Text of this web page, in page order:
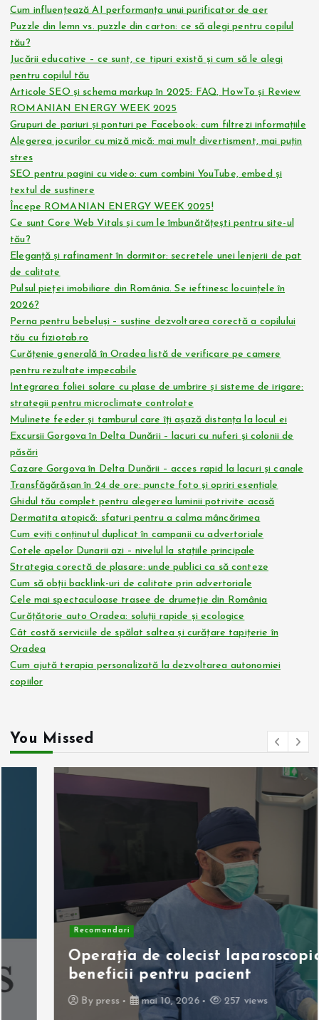
Cum influențează AI performanța unui purificator de aer
Puzzle din lemn vs. puzzle din carton: ce să alegi pentru copilul
tău?
Jucării educative – ce sunt, ce tipuri există și cum să le alegi
pentru copilul tău
Articole SEO și schema markup în 2025: FAQ, HowTo și Review
ROMANIAN ENERGY WEEK 2025
Grupuri de pariuri și ponturi pe Facebook: cum filtrezi informațiile
Alegerea jocurilor cu miză mică: mai mult divertisment, mai puțin
stres
SEO pentru pagini cu video: cum combini YouTube, embed și
textul de susținere
Începe ROMANIAN ENERGY WEEK 2025!
Ce sunt Core Web Vitals și cum le îmbunătățești pentru site-ul
tău?
Eleganță și rafinament în dormitor: secretele unei lenjerii de pat
de calitate
Pulsul pieței imobiliare din România. Se ieftinesc locuințele în
2026?
Perna pentru bebeluși – susține dezvoltarea corectă a copilului
tău cu fiziotab.ro
Curățenie generală în Oradea listă de verificare pe camere
pentru rezultate impecabile
Integrarea foliei solare cu plase de umbrire și sisteme de irigare:
strategii pentru microclimate controlate
Mulinete feeder și tamburul care îți așază distanța la locul ei
Excursii Gorgova în Delta Dunării – lacuri cu nuferi și colonii de
păsări
Cazare Gorgova în Delta Dunării – acces rapid la lacuri și canale
Transfăgărășan în 24 de ore: puncte foto și opriri esențiale
Ghidul tău complet pentru alegerea luminii potrivite acasă
Dermatita atopică: sfaturi pentru a calma mâncărimea
Cum eviți conținutul duplicat în campanii cu advertoriale
Cotele apelor Dunarii azi – nivelul la stațiile principale
Strategia corectă de plasare: unde publici ca să conteze
Cum să obții backlink-uri de calitate prin advertoriale
Cele mai spectaculoase trasee de drumeție din România
Curățătorie auto Oradea: soluții rapide și ecologice
Cât costă serviciile de spălat saltea și curățare tapițerie în
Oradea
Cum ajută terapia personalizată la dezvoltarea autonomiei
copiilor
You Missed
Recomandari
Operația de colecist laparoscopică:
beneficii pentru pacient
press mai 10, 2026 257 views